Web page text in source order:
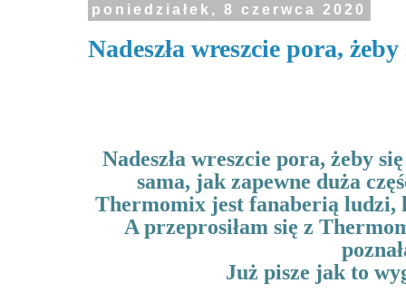
poniedziałek, 8 czerwca 2020
Nadeszła wreszcie pora,
Nadeszła wreszcie pora, żeby
sama, jak zapewne duża
Thermomix jest fanaberią
A przeprosiłam się z
Już pisze jak to